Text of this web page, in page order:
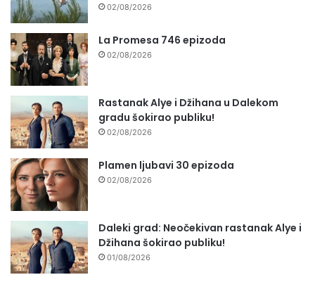
02/08/2026
La Promesa 746 epizoda
02/08/2026
Rastanak Alye i Džihana u Dalekom
gradu šokirao publiku!
02/08/2026
Plamen ljubavi 30 epizoda
02/08/2026
Daleki grad: Neočekivan rastanak Alye i
Džihana šokirao publiku!
01/08/2026